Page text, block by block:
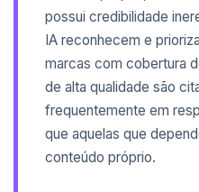
possui credibilidade
IA reconhecem e
marcas com cobertura
de alta qualidade são
frequentemente em
que aquelas que
conteúdo próprio.